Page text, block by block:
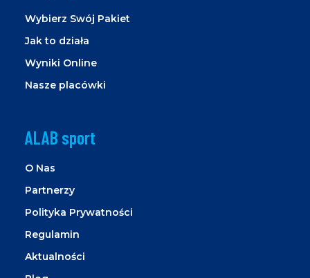
Wybierz Swój Pakiet
Jak to działa
Wyniki Online
Nasze placówki
ALAB sport
O Nas
Partnerzy
Polityka Prywatności
Regulamin
Aktualności